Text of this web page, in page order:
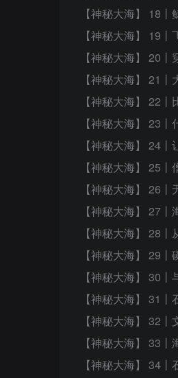
【神秘大海】 18
【神秘大海】 19
【神秘大海】 20
【神秘大海】 21
【神秘大海】 22
【神秘大海】 23
【神秘大海】 24
【神秘大海】 25
【神秘大海】 26
【神秘大海】 27
【神秘大海】 28
【神秘大海】 29
【神秘大海】 30
【神秘大海】 31
【神秘大海】 32
【神秘大海】 33
【神秘大海】 34